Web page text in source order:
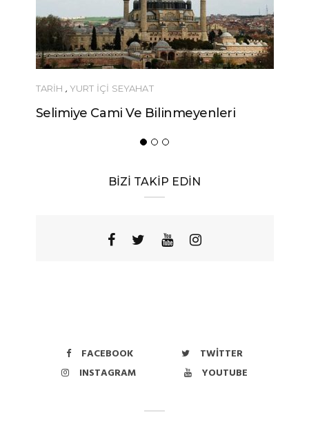
TARİH , YURT İÇİ SEYAHAT
Selimiye Cami Ve Bilinmeyenleri
BİZİ TAKİP EDİN
FACEBOOK
TWITTER
INSTAGRAM
YOUTUBE